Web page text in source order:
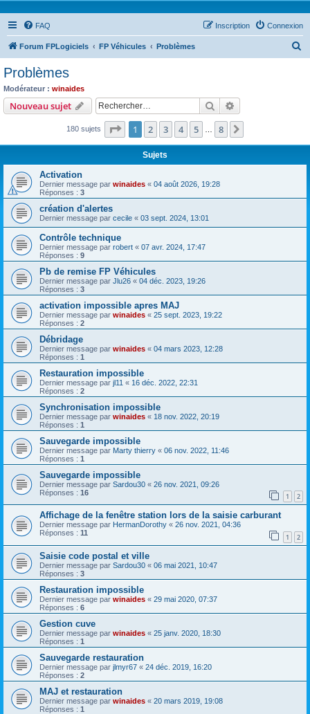
FAQ Connexion
Inscription
Forum FPLogiciels FP Véhicules Problèmes
c
Problèmes
Modérateur : winaides
Nouveau sujet Rechercher
180 sujets Page 1sur8
1 2 3 4 5 8
Sujets
Activation
Dernier message par winaides « 04 août 2026, 19:28
Réponses : 3
création d'alertes
Dernier message par cecile « 03 sept. 2024, 13:01
Contrôle technique
Dernier message par robert « 07 avr. 2024, 17:47
Réponses : 9
Pb de remise FP Véhicules
Dernier message par Jlu26 « 04 déc. 2023, 19:26
Réponses : 3
activation impossible apres MAJ
Dernier message par winaides « 25 sept. 2023, 19:22
Réponses : 2
Débridage
Dernier message par winaides « 04 mars 2023, 12:28
Réponses : 1
Restauration impossible
Dernier message par jl11 « 16 déc. 2022, 22:31
Réponses : 2
Synchronisation impossible
Dernier message par winaides « 18 nov. 2022, 20:19
Réponses : 1
Sauvegarde impossible
Dernier message par Marty thierry « 06 nov. 2022, 11:46
Réponses : 1
Sauvegarde impossible
Dernier message par Sardou30 « 26 nov. 2021, 09:26
Réponses : 16 1 2
Affichage de la fenêtre station lors de la saisie carburant
Dernier message par HermanDorothy « 26 nov. 2021, 04:36
Réponses : 11 1 2
Saisie code postal et ville
Dernier message par Sardou30 « 06 mai 2021, 10:47
Réponses : 3
Restauration impossible
Dernier message par winaides « 29 mai 2020, 07:37
Réponses : 6
Gestion cuve
Dernier message par winaides « 25 janv. 2020, 18:30
Réponses : 1
Sauvegarde restauration
Dernier message par jlmyr67 « 24 déc. 2019, 16:20
Réponses : 2
MAJ et restauration
Dernier message par winaides « 20 mars 2019, 19:08
Réponses : 1